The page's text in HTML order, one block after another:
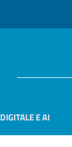
DIGITALE E AI